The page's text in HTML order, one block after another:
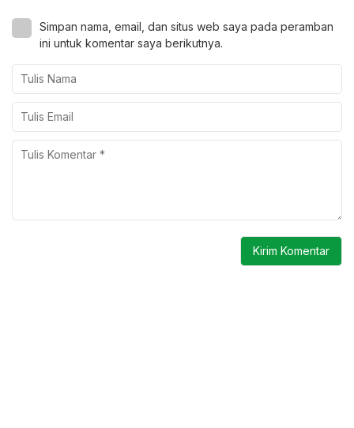
Simpan nama, email, dan situs web saya pada peramban
ini untuk komentar saya berikutnya.